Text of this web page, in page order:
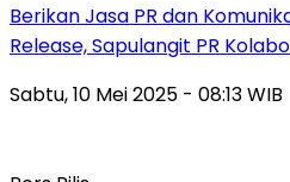
Berikan Jasa PR dan
Release, Sapulangit PR
Sabtu, 10 Mei 2025 - 08:13 WIB